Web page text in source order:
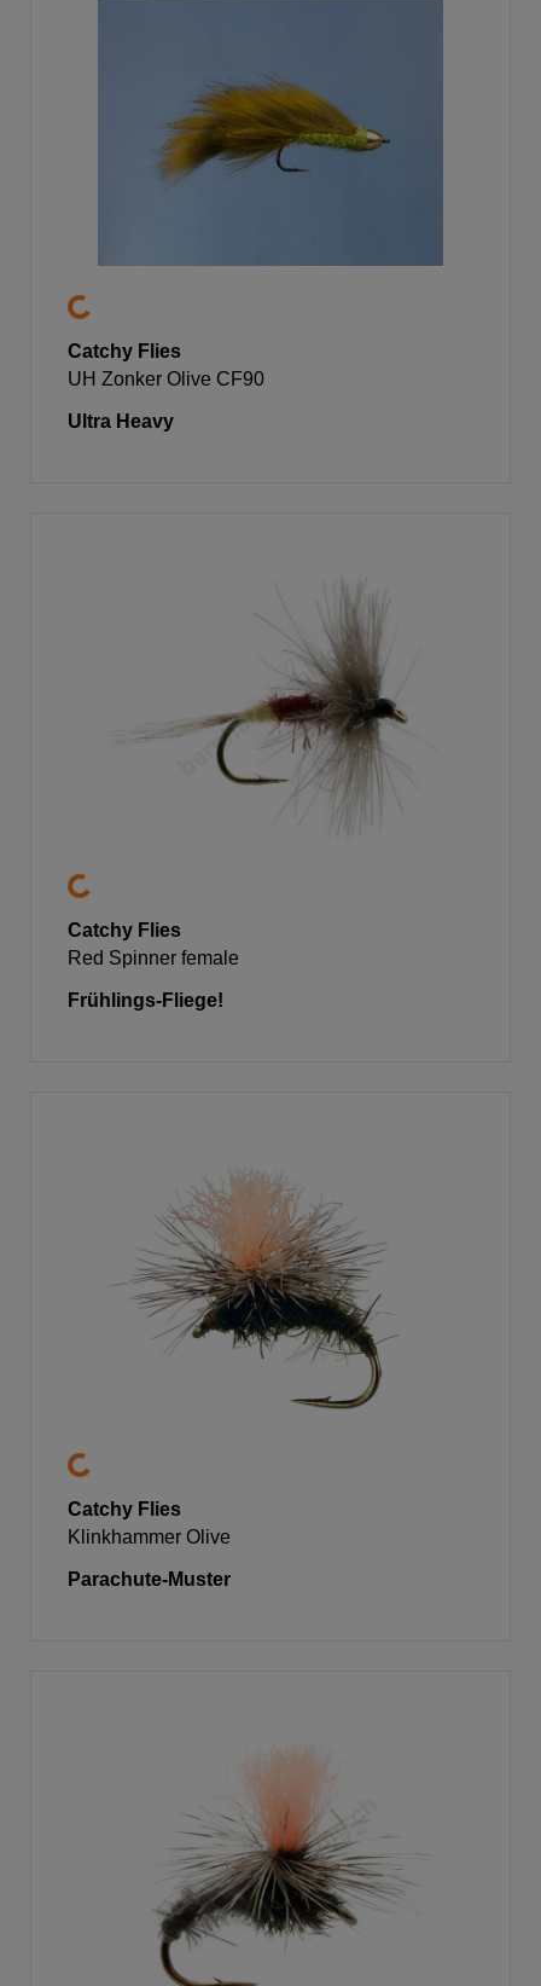
Catchy Flies
UH Zonker Olive CF90
Ultra Heavy
Catchy Flies
Red Spinner female
Frühlings-Fliege!
Catchy Flies
Klinkhammer Olive
Parachute-Muster